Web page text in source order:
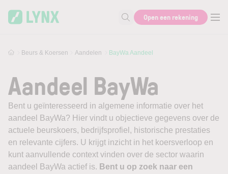
Zoek naar informatie
Open een rekening
Beurs & Koersen Aandelen BayWa Aandeel
Aandeel BayWa
Bent u geïnteresseerd in algemene informatie over het
aandeel BayWa? Hier vindt u objectieve gegevens over de
actuele beurskoers, bedrijfsprofiel, historische prestaties
en relevante cijfers. U krijgt inzicht in het koersverloop en
kunt aanvullende context vinden over de sector waarin
aandeel BayWa actief is. Bent u op zoek naar een